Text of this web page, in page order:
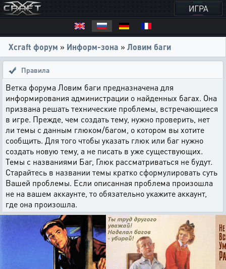
ИГРА
Xcraft форум » Информ-зона » Ловим баги
Правила
Ветка форума Ловим баги предназначена для
информирования администрации о найденных багах. Она
призвана решать технические проблемы, встречающиеся
в игре. Прежде, чем создать тему, нужно проверить, нет
ли темы с данным глюком/багом, о котором вы хотите
сообщить. Для того чтобы указать глюк или баг нужно
создать новую тему, а не писать в уже существующих.
Темы с названиями Баг, Глюк рассматриваться не будут.
Старайтесь в названии темы кратко сформулировать суть
Вашей проблемы. Если описанная проблема произошла
не на вашем аккаунте, то обязательно укажите аккаунт,
где она произошла.